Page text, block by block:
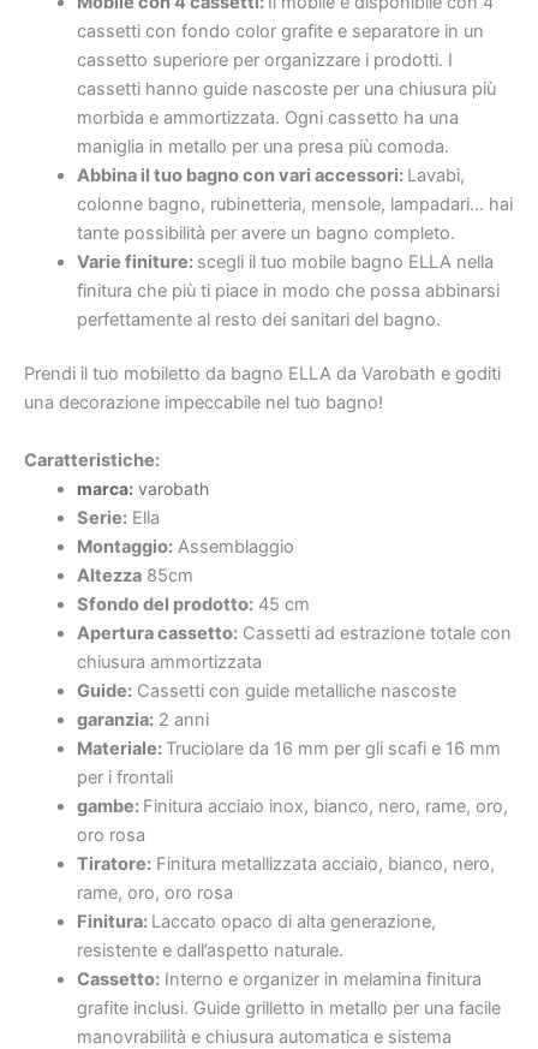
cassetti con fondo color grafite e separatore in un
cassetto superiore per organizzare i prodotti. I
cassetti hanno guide nascoste per una chiusura più
morbida e ammortizzata. Ogni cassetto ha una
maniglia in metallo per una presa più comoda.
Abbina il tuo bagno con vari accessori: Lavabi,
colonne bagno, rubinetteria, mensole, lampadari… hai
tante possibilità per avere un bagno completo.
Varie finiture: scegli il tuo mobile bagno ELLA nella
finitura che più ti piace in modo che possa abbinarsi
perfettamente al resto dei sanitari del bagno.
Prendi il tuo mobiletto da bagno ELLA da Varobath e goditi
una decorazione impeccabile nel tuo bagno!
Caratteristiche:
marca:varobath
Serie:Ella
Montaggio:Assemblaggio
Altezza85cm
Sfondo del prodotto:45 cm
Apertura cassetto:Cassetti ad estrazione totale con
chiusura ammortizzata
Guide:Cassetti con guide metalliche nascoste
garanzia:2 anni
Materiale: Truciolare da 16 mm per gli scafi e 16 mm
per i frontali
gambe: Finitura acciaio inox, bianco, nero, rame, oro,
oro rosa
Tiratore:Finitura metallizzata acciaio, bianco, nero,
rame, oro, oro rosa
Finitura: Laccato opaco di alta generazione,
resistente e dall’aspetto naturale.
Cassetto:Interno e organizer in melamina finitura
grafite inclusi. Guide grilletto in metallo per una facile
manovrabilità e chiusura automatica e sistema